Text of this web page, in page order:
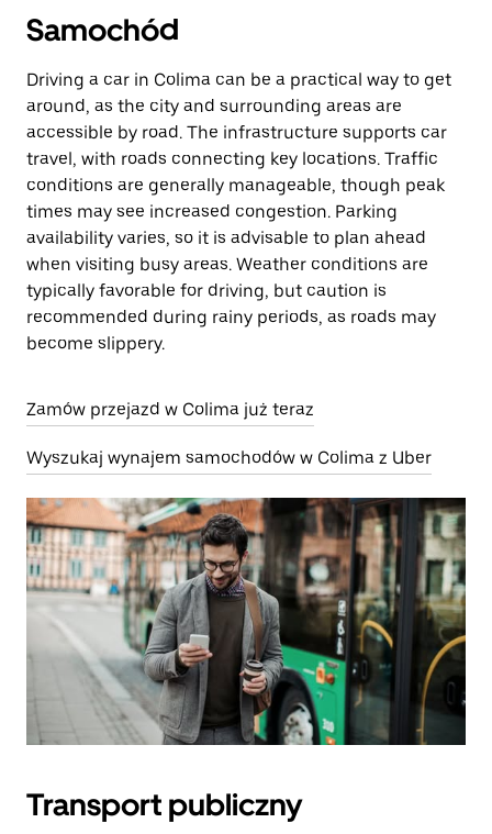
Samochód
Driving a car in Colima can be a practical way to get
around, as the city and surrounding areas are
accessible by road. The infrastructure supports car
travel, with roads connecting key locations. Traffic
conditions are generally manageable, though peak
times may see increased congestion. Parking
availability varies, so it is advisable to plan ahead
when visiting busy areas. Weather conditions are
typically favorable for driving, but caution is
recommended during rainy periods, as roads may
become slippery.
Zamów przejazd w Colima już teraz
Wyszukaj wynajem samochodów w Colima z Uber
Transport publiczny